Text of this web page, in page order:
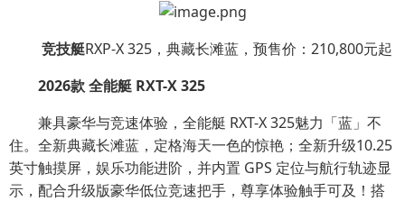
竞技艇RXP-X 325，典藏长滩蓝，预售价：210,800元起
2026款全能艇 RXT-X 325
兼具豪华与竞速体验，全能艇 RXT-X 325魅力「蓝」不
住。全新典藏长滩蓝，定格海天一色的惊艳；全新升级10.25
英寸触摸屏，娱乐功能进阶，并内置 GPS 定位与航行轨迹显
示，配合升级版豪华低位竞速把手，尊享体验触手可及！搭